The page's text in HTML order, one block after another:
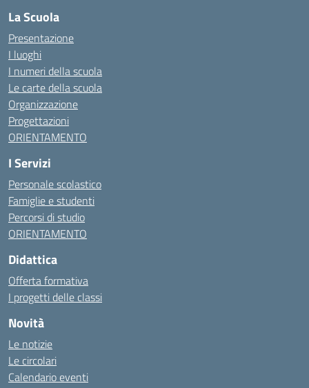
La Scuola
Presentazione
I luoghi
I numeri della scuola
Le carte della scuola
Organizzazione
Progettazioni
ORIENTAMENTO
I Servizi
Personale scolastico
Famiglie e studenti
Percorsi di studio
ORIENTAMENTO
Didattica
Offerta formativa
I progetti delle classi
Novità
Le notizie
Le circolari
Calendario eventi